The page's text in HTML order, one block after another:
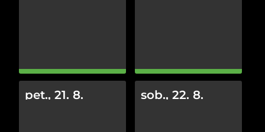
pet., 21. 8. sob., 22. 8.